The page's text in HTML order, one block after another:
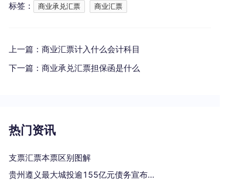
标签： 商业承兑汇票 商业汇票
上一篇： 商业汇票计入什么会计科目
下一篇： 商业承兑汇票担保函是什么
热门资讯
支票汇票本票区别图解
贵州遵义最大城投逾155亿元债务宣布重组